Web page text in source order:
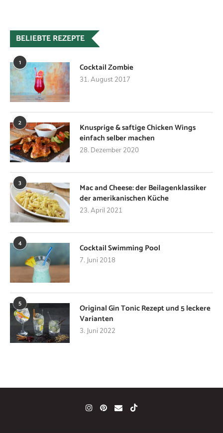
BELIEBTE REZEPTE
1 Cocktail Zombie
31. August 2017
2
Knusprige & saftige Chicken Wings
einfach selber machen
28. Dezember 2020
3
Mac and Cheese: der Beilagenklassiker
der amerikanischen Küche
23. April 2021
4 Cocktail Swimming Pool
7. Juni 2018
5
Original Gin Tonic Rezept und 5 leckere
Varianten
3. Juni 2022